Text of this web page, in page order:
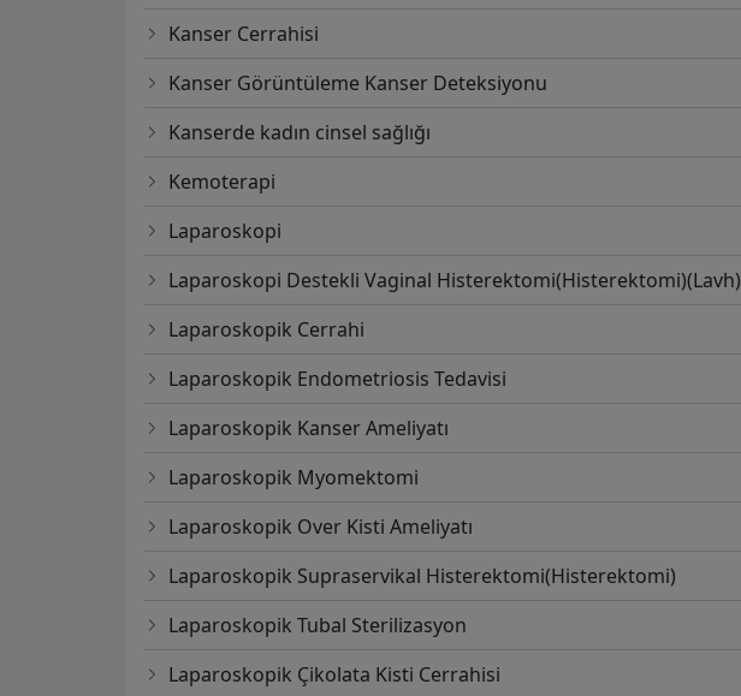
Kanser Cerrahisi
Kanser Görüntüleme Kanser Deteksiyonu
Kanserde kadın cinsel sağlığı
Kemoterapi
Laparoskopi
Laparoskopi Destekli Vaginal Histerektomi(Histerektomi)(Lavh)
Laparoskopik Cerrahi
Laparoskopik Endometriosis Tedavisi
Laparoskopik Kanser Ameliyatı
Laparoskopik Myomektomi
Laparoskopik Over Kisti Ameliyatı
Laparoskopik Supraservikal Histerektomi(Histerektomi)
Laparoskopik Tubal Sterilizasyon
Laparoskopik Çikolata Kisti Cerrahisi